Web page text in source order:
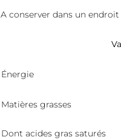
A conserver dans un endroit
Énergie
Matières grasses
Dont acides gras saturés